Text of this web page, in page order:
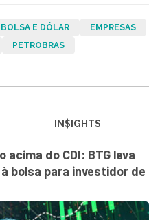
BOLSA E DÓLAR
EMPRESAS
PETROBRAS
IN$IGHTS
do CDI: BTG leva
bolsa para investidor de